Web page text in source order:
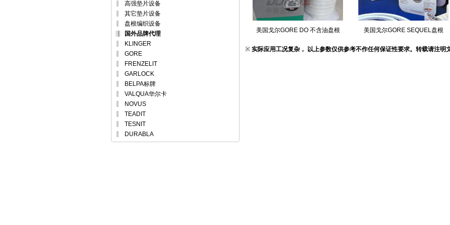
高强垫片设备
其它垫片设备
盘根编织设备
国外品牌代理
KLINGER
GORE
FRENZELIT
GARLOCK
BELPA标牌
VALQUA华尔卡
NOVUS
TEADIT
TESNIT
DURABLA
美国戈尔GORE DO 不含油盘根 美国戈尔GORE SEQUEL盘根
※实际应用工况复杂， 以上参数仅供参考不作任何保证性要求。转载请注明